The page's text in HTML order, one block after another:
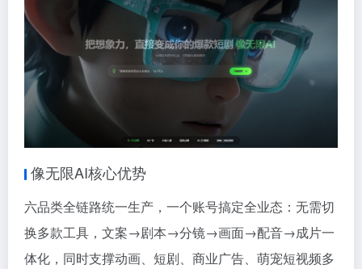
像无限AI核心优势
六品类全链路统一生产，一个账号搞定全业态：无需切
换多款工具，文案→剧本→分镜→画面→配音→成片一
体化，同时支撑动画、短剧、商业广告、萌宠短视频多